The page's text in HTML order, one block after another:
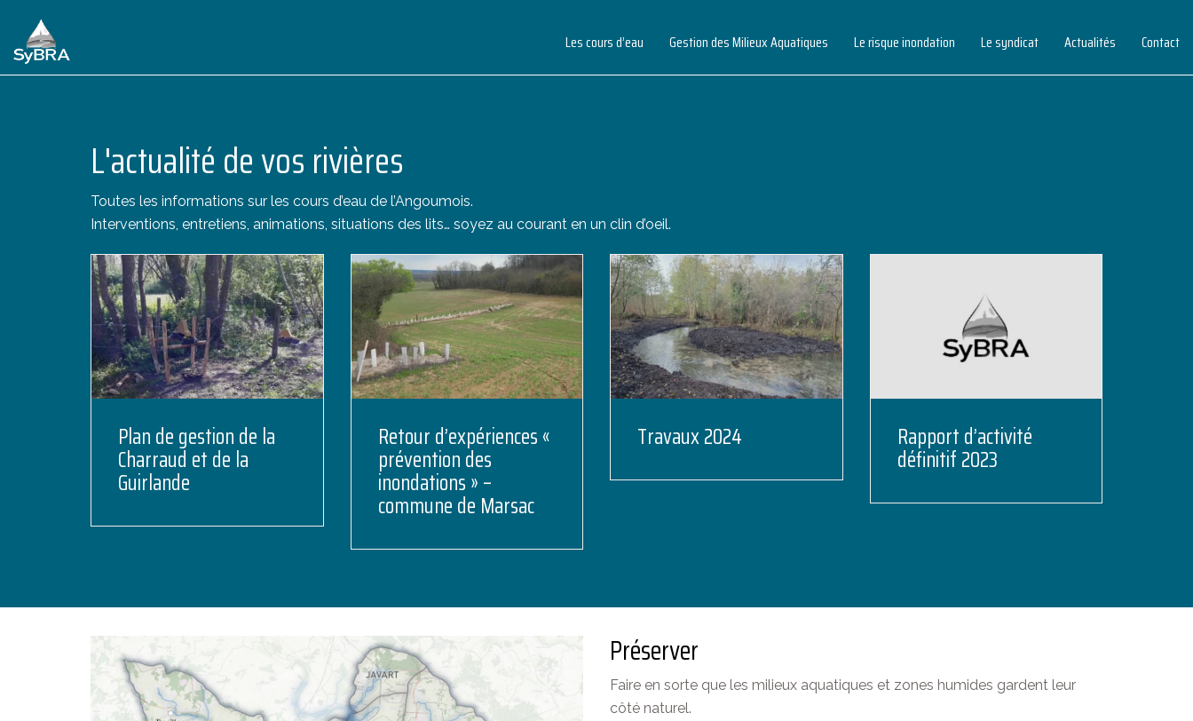
Les cours d’eau Gestion des Milieux Aquatiques Le risque inondation Le syndicat Actualités Contact
L'actualité de vos rivières
Toutes les informations sur les cours d’eau de l’Angoumois.
Interventions, entretiens, animations, situations des lits… soyez au courant en un clin d’oeil.
Plan de gestion de la
Charraud et de la
Guirlande
Retour d’expériences «
prévention des
inondations » –
commune de Marsac
Travaux 2024 Rapport d’activité
définitif 2023
Préserver
Faire en sorte que les milieux aquatiques et zones humides gardent leur
côté naturel.